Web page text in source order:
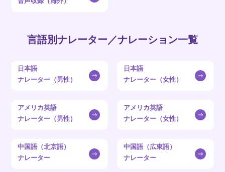
言語別ナレーター／ナレーション一覧
日本語
ナレーター（男性）
日本語
ナレーター（女性）
アメリカ英語
ナレーター（男性）
アメリカ英語
ナレーター（女性）
中国語（北京語）
ナレーター
中国語（広東語）
ナレーター